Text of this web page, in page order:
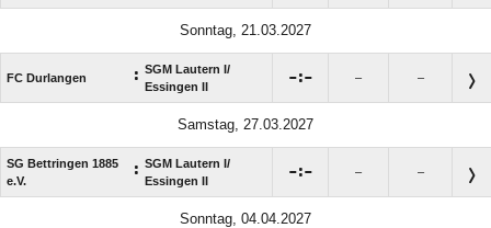
Sonntag, 21.03.2027
FC Durlangen : SGM Lautern I/​
Essingen II
: – –
Samstag, 27.03.2027
SG Bettringen 1885
e.V.
: SGM Lautern I/​
Essingen II
: – –
Sonntag, 04.04.2027